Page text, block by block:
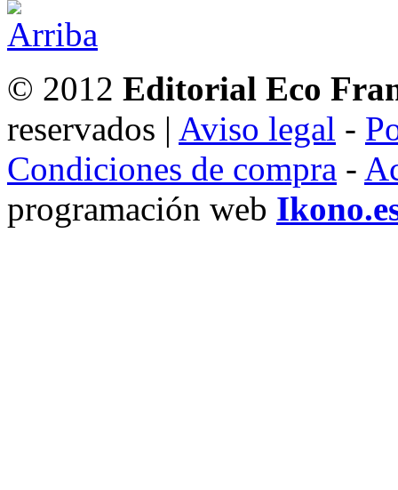
© 2012 Editorial Eco
reservados | Aviso legal -
Condiciones de compra -
programación web